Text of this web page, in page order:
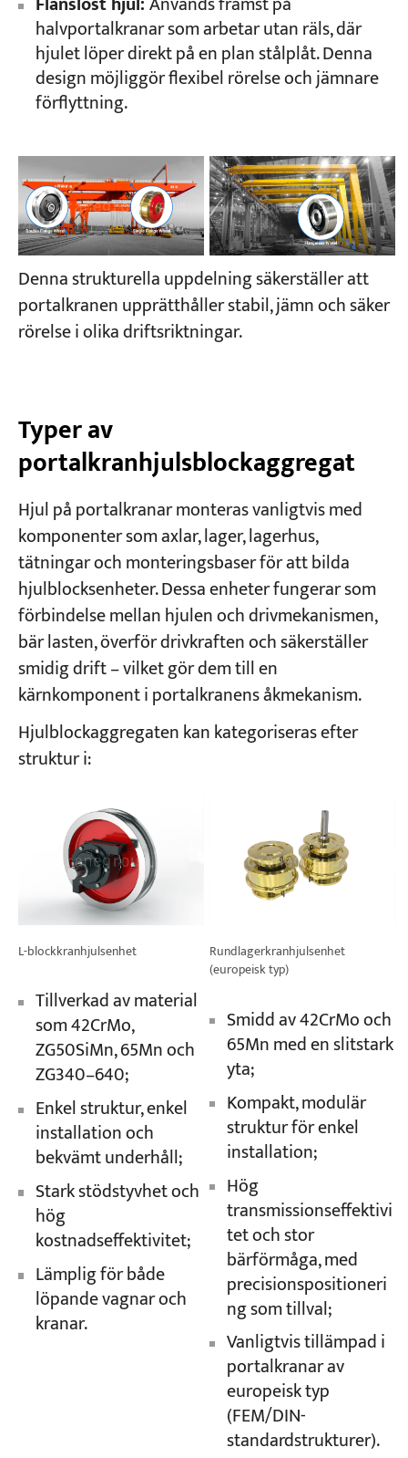
halvportalkranar som arbetar utan räls, där
hjulet löper direkt på en plan stålplåt. Denna
design möjliggör flexibel rörelse och jämnare
förflyttning.
Denna strukturella uppdelning säkerställer att
portalkranen upprätthåller stabil, jämn och säker
rörelse i olika driftsriktningar.
Typer av
portalkranhjulsblockaggregat
Hjul på portalkranar monteras vanligtvis med
komponenter som axlar, lager, lagerhus,
tätningar och monteringsbaser för att bilda
hjulblocksenheter. Dessa enheter fungerar som
förbindelse mellan hjulen och drivmekanismen,
bär lasten, överför drivkraften och säkerställer
smidig drift – vilket gör dem till en
kärnkomponent i portalkranens åkmekanism.
Hjulblockaggregaten kan kategoriseras efter
struktur i:
L-blockkranhjulsenhet
Tillverkad av material
som 42CrMo,
ZG50SiMn, 65Mn och
ZG340–640;
Enkel struktur, enkel
installation och
bekvämt underhåll;
Stark stödstyvhet och
hög
kostnadseffektivitet;
Lämplig för både
löpande vagnar och
kranar.
Rundlagerkranhjulsenhet
(europeisk typ)
Smidd av 42CrMo och
65Mn med en slitstark
yta;
Kompakt, modulär
struktur för enkel
installation;
Hög
transmissionseffektivi
tet och stor
bärförmåga, med
precisionspositioneri
ng som tillval;
Vanligtvis tillämpad i
portalkranar av
europeisk typ
(FEM/DIN-
standardstrukturer).